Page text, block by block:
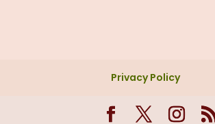
Privacy Policy